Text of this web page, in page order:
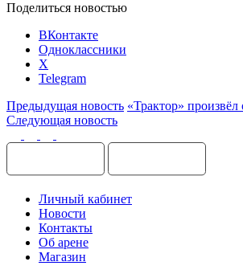
Поделиться новостью
ВКонтакте
Одноклассники
X
Telegram
Предыдущая новость «Трактор»
Следующая новость
Личный кабинет
Новости
Контакты
Об арене
Магазин